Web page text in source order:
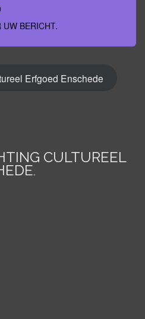
UW BERICHT.
Erfgoed Enschede
CULTUREEL
.